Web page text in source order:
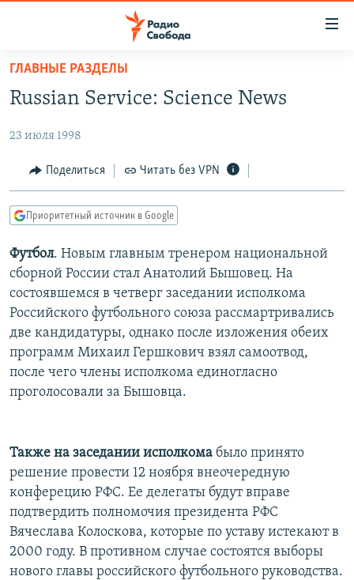
упрощенного
доступа
содержанию
Вернутся
навигации
Вернутся
поиску
АВТОРСКИЕ ПРОЕКТЫ
ЦИТАТЫ СВОБОДЫ
КУЛЬТУРА
IDEL.РЕАЛИИ
КАВКАЗ.РЕАЛИИ
СЕВЕР.РЕАЛИИ
СИБИРЬ.РЕАЛИИ
РАСПИСАНИЕ ВЕЩАНИЯ
ПОДПИШИТЕСЬ НА РАССЫЛКУ
Все сайты РСЕ/РС
ГЛАВНЫЕ РАЗДЕЛЫ
Russian Service: Science News
23 июля 1998
Поделиться Читать без VPN
Приоритетный источник в Google
Футбол. Новым главным тренером национальной
сборной России стал Анатолий Бышовец. На
состоявшемся в четверг заседании исполкома
Российского футбольного союза рассмартривались
две кандидатуры, однако после изложения обеих
программ Михаил Гершкович взял самоотвод,
после чего члены исполкома единогласно
проголосовали за Бышовца.
Также на заседании исполкома было принято
решение провести 12 ноября внеочередную
конферецию РФС. Ее делегаты будут вправе
подтвердить полномочия президента РФС
Вячеслава Колоскова, которые по уставу истекают в
2000 году. В противном случае состоятся выборы
нового главы российского футбольного руководства.